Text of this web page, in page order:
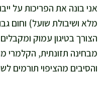
אני בונה את הפריכות על
מלא ושיבולת שועל) וחום
הצורך בטיגון עמוק
מבחינה תזונתית, הקלמרי
והסיבים מהציפוי תורמים